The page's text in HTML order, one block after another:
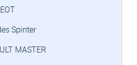
Spinter
MASTER